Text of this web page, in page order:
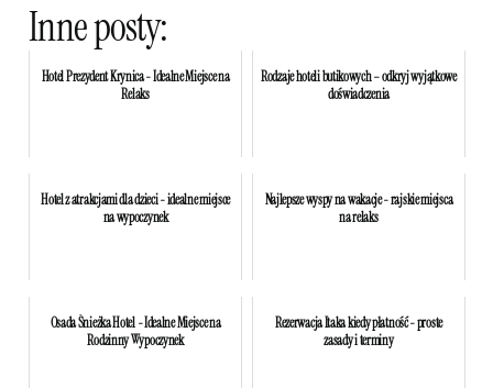
Inne posty:
Hotel Prezydent Krynica - Idealne Miejsce na
Relaks
Rodzaje hoteli butikowych – odkryj wyjątkowe
doświadczenia
Hotel z atrakcjami dla dzieci - idealne miejsce
na wypoczynek
Najlepsze wyspy na wakacje - rajskie miejsca
na relaks
Osada Śnieżka Hotel - Idealne Miejsce na
Rodzinny Wypoczynek
Rezerwacja Itaka kiedy płatność - proste
zasady i terminy